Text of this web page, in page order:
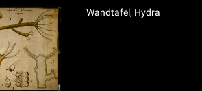
Wandtafel, Hydra